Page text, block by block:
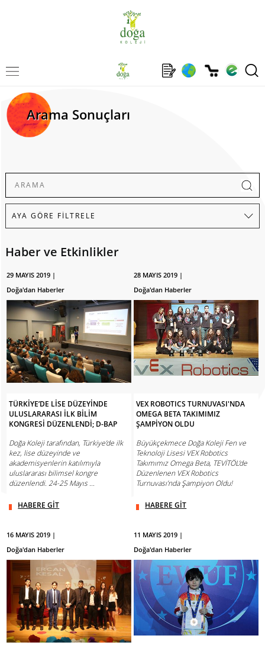
Arama Sonuçları
Haber ve Etkinlikler
29 MAYIS 2019 |
Doğa'dan Haberler
TÜRKİYE’DE LİSE DÜZEYİNDE
ULUSLARARASI İLK BİLİM
KONGRESİ DÜZENLENDİ; D-BAP
Doğa Koleji tarafından, Türkiye’de ilk
kez, lise düzeyinde ve
akademisyenlerin katılımıyla
uluslararası bilimsel kongre
düzenlendi. 24-25 Mayıs ...
HABERE GİT
28 MAYIS 2019 |
Doğa'dan Haberler
VEX ROBOTICS TURNUVASI'NDA
OMEGA BETA TAKIMIMIZ
ŞAMPİYON OLDU
Büyükçekmece Doğa Koleji Fen ve
Teknoloji Lisesi VEX Robotics
Takımımız Omega Beta, TEVİTÖL’de
Düzenlenen VEX Robotics
Turnuvası’nda Şampiyon Oldu!
HABERE GİT
16 MAYIS 2019 |
Doğa'dan Haberler
11 MAYIS 2019 |
Doğa'dan Haberler